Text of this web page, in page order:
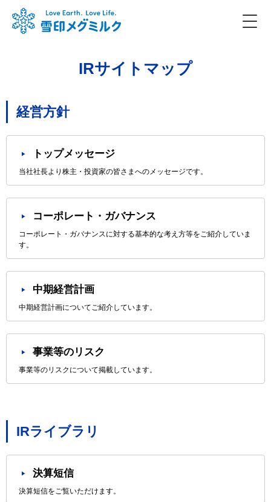
IRサイトマップ
経営方針
トップメッセージ
当社社長より株主・投資家の皆さまへのメッセージです。
コーポレート・ガバナンス
コーポレート・ガバナンスに対する基本的な考え方等をご紹介していま
す。
中期経営計画
中期経営計画についてご紹介しています。
事業等のリスク
事業等のリスクについて掲載しています。
IRライブラリ
決算短信
決算短信をご覧いただけます。